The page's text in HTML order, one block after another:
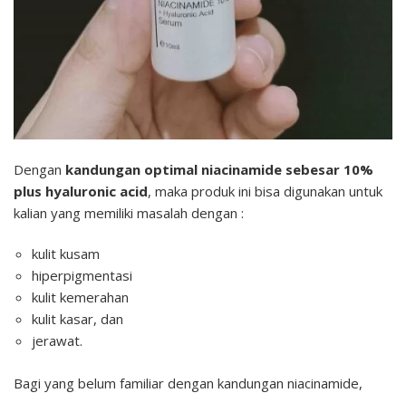
Dengan kandungan optimal niacinamide sebesar 10%
plus hyaluronic acid, maka produk ini bisa digunakan untuk
kalian yang memiliki masalah dengan :
kulit kusam
hiperpigmentasi
kulit kemerahan
kulit kasar, dan
jerawat.
Bagi yang belum familiar dengan kandungan niacinamide,